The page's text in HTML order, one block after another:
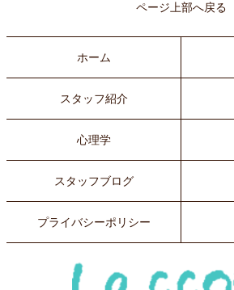
ページ上部へ戻る
ホーム
スタッフ紹介
心理学
スタッフブログ
プライバシーポリシー